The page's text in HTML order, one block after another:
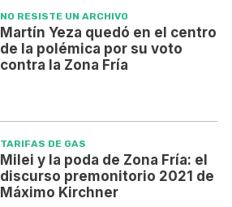
NO RESISTE UN ARCHIVO
Martín Yeza quedó en el centro
de la polémica por su voto
contra la Zona Fría
TARIFAS DE GAS
Milei y la poda de Zona Fría: el
discurso premonitorio 2021 de
Máximo Kirchner